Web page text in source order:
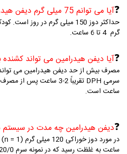
❓آیا می توانم 75 میلی گرم دیفن هیدرامین مصرف کنم؟
حداکثر دوز 150 میلی گرم در روز است.
گرم 4 تا 6 ساعت.
❓آیا دیفن هیدرامین می تواند
مصرف بیش از حد دیفن هیدرامین می
ساعت است.
❓دیفن هیدرامین چه مدت در سیستم